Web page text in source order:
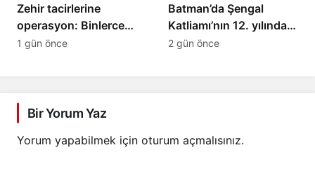
Zehir tacirlerine
operasyon: Binlerce
uyuşturucu hap ele
1 gün önce
Batman’da Şengal
Katliamı’nın 12. yılında
anma programı
2 gün önce
Bir Yorum Yaz
Yorum yapabilmek için oturum açmalısınız.